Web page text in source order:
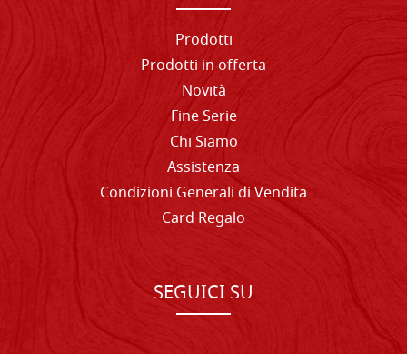
Prodotti
Prodotti in offerta
Novità
Fine Serie
Chi Siamo
Assistenza
Condizioni Generali di Vendita
Card Regalo
SEGUICI SU